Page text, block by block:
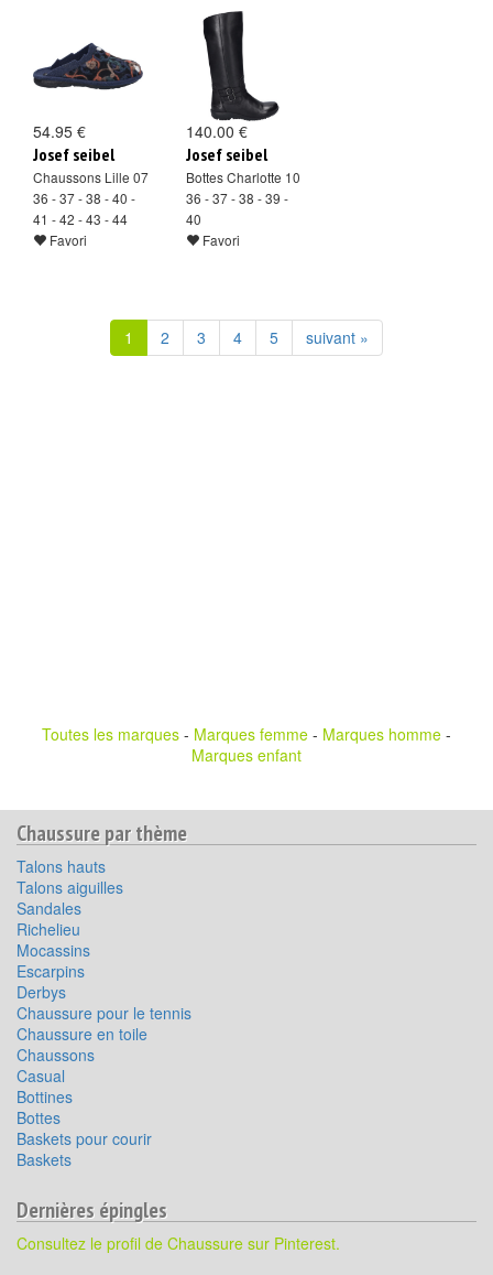
54.95 €
Josef seibel
Chaussons Lille 07
36 - 37 - 38 - 40 -
41 - 42 - 43 - 44
Favori
140.00 €
Josef seibel
Bottes Charlotte 10
36 - 37 - 38 - 39 -
40
Favori
1 2 3 4 5 suivant »
Toutes les marques - Marques femme - Marques homme -
Marques enfant
Chaussure par thème
Talons hauts
Talons aiguilles
Sandales
Richelieu
Mocassins
Escarpins
Derbys
Chaussure pour le tennis
Chaussure en toile
Chaussons
Casual
Bottines
Bottes
Baskets pour courir
Baskets
Dernières épingles
Consultez le profil de Chaussure sur Pinterest.